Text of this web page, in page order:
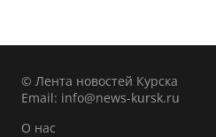
© Лента новостей Курска
Email: info@news-kursk.ru
О нас